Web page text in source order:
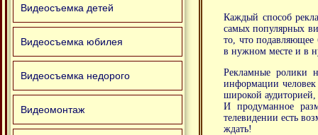
Каждый способ
самых популярных
то, что подавляющее
в нужном месте и в
Рекламные ролики
информации
широкой аудиторией,
И продуманное
телевидении есть
ждать!
Видеосъемка детей
Видеосъемка юбилея
Видеосъемка недорого
Видеомонтаж